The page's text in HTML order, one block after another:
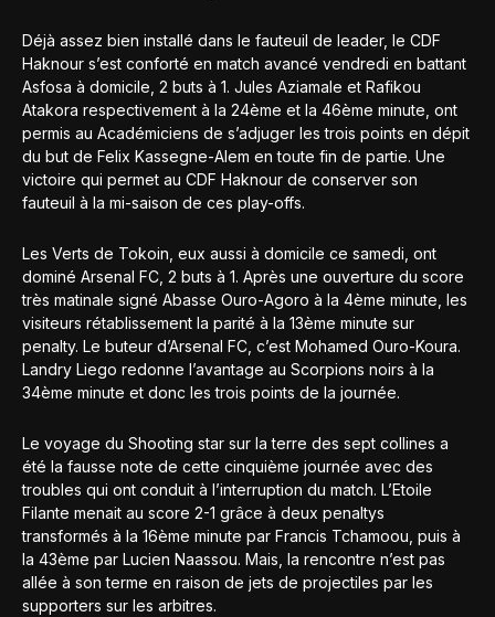
Déjà assez bien installé dans le fauteuil de leader, le CDF
Haknour s’est conforté en match avancé vendredi en battant
Asfosa à domicile, 2 buts à 1. Jules Aziamale et Rafikou
Atakora respectivement à la 24ème et la 46ème minute, ont
permis au Académiciens de s’adjuger les trois points en dépit
du but de Felix Kassegne-Alem en toute fin de partie. Une
victoire qui permet au CDF Haknour de conserver son
fauteuil à la mi-saison de ces play-offs.
Les Verts de Tokoin, eux aussi à domicile ce samedi, ont
dominé Arsenal FC, 2 buts à 1. Après une ouverture du score
très matinale signé Abasse Ouro-Agoro à la 4ème minute, les
visiteurs rétablissement la parité à la 13ème minute sur
penalty. Le buteur d’Arsenal FC, c’est Mohamed Ouro-Koura.
Landry Liego redonne l’avantage au Scorpions noirs à la
34ème minute et donc les trois points de la journée.
Le voyage du Shooting star sur la terre des sept collines a
été la fausse note de cette cinquième journée avec des
troubles qui ont conduit à l’interruption du match. L’Etoile
Filante menait au score 2-1 grâce à deux penaltys
transformés à la 16ème minute par Francis Tchamoou, puis à
la 43ème par Lucien Naassou. Mais, la rencontre n’est pas
allée à son terme en raison de jets de projectiles par les
supporters sur les arbitres.